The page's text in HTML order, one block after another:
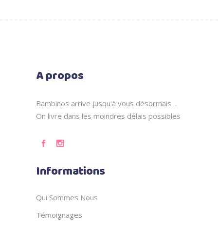
A propos
Bambinos arrive jusqu'à vous désormais…
On livre dans les moindres délais possibles
Informations
Qui Sommes Nous
Témoignages